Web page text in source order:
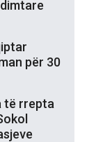
për 30
të rrepta